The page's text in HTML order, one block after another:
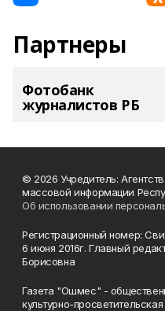
Партнеры
Фотобанк
журналистов РБ
© 2026 Учредитель:
массовой информации
Об использовании
Регистрационный номер:
6 июня 2016г. Главный
Борисовна
Газета "Ошмес" -
культурно-